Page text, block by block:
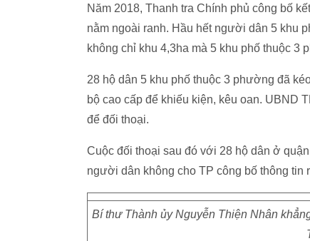
Năm 2018, Thanh tra Chính phủ công bố
nằm ngoài ranh. Hầu hết người dân 5 khu
không chỉ khu 4,3ha mà 5 khu phố thuộc 3
28 hộ dân 5 khu phố thuộc 3 phường đã
bộ cao cấp để khiếu kiện, kêu oan. UBND
để đối thoại.
Cuộc đối thoại sau đó với 28 hộ dân ở
người dân không cho TP công bố thông tin
Bí thư Thành ủy Nguyễn Thiện Nhân